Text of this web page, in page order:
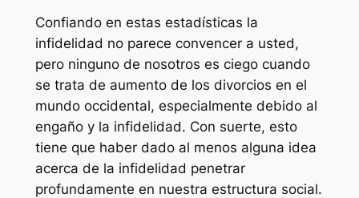
Confiando en estas estadísticas la
infidelidad no parece convencer a usted,
pero ninguno de nosotros es ciego cuando
se trata de aumento de los divorcios en el
mundo occidental, especialmente debido al
engaño y la infidelidad. Con suerte, esto
tiene que haber dado al menos alguna idea
acerca de la infidelidad penetrar
profundamente en nuestra estructura social.